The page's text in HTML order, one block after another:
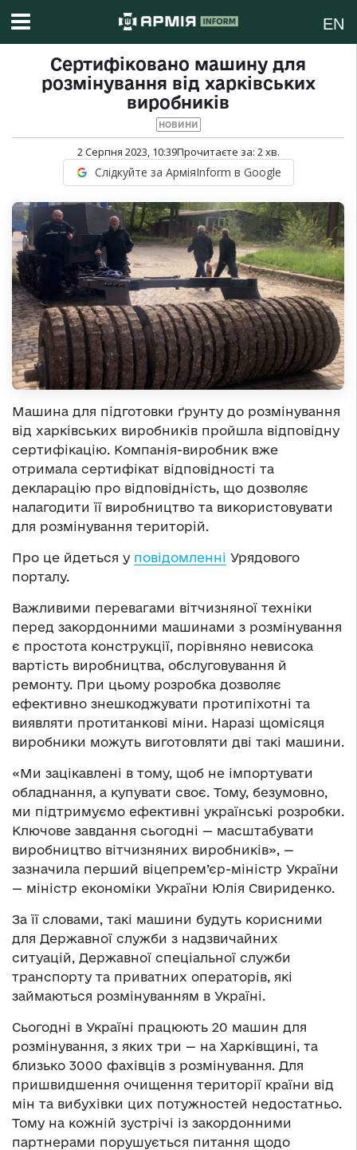
EN
Сертифіковано машину для
розмінування від харківських
виробників
НОВИНИ
2 Серпня 2023, 10:39Прочитаєте за: 2хв.
Слідкуйте за АрміяInform в Google
Машина для підготовки ґрунту до розмінування
від харківських виробників пройшла відповідну
сертифікацію. Компанія-виробник вже
отримала сертифікат відповідності та
декларацію про відповідність, що дозволяє
налагодити її виробництво та використовувати
для розмінування територій.
Про це йдеться у повідомленні Урядового
порталу.
Важливими перевагами вітчизняної техніки
перед закордонними машинами з розмінування
є простота конструкції, порівняно невисока
вартість виробництва, обслуговування й
ремонту. При цьому розробка дозволяє
ефективно знешкоджувати протипіхотні та
виявляти протитанкові міни. Наразі щомісяця
виробники можуть виготовляти дві такі машини.
«Ми зацікавлені в тому, щоб не імпортувати
обладнання, а купувати своє. Тому, безумовно,
ми підтримуємо ефективні українські розробки.
Ключове завдання сьогодні — масштабувати
виробництво вітчизняних виробників», —
зазначила перший віцепрем’єр-міністр України
— міністр економіки України Юлія Свириденко.
За її словами, такі машини будуть корисними
для Державної служби з надзвичайних
ситуацій, Державної спеціальної служби
транспорту та приватних операторів, які
займаються розмінуванням в Україні.
Сьогодні в Україні працюють 20 машин для
розмінування, з яких три — на Харківщині, та
близько 3000 фахівців з розмінування. Для
пришвидшення очищення території країни від
мін та вибухівки цих потужностей недостатньо.
Тому на кожній зустрічі із закордонними
партнерами порушується питання щодо